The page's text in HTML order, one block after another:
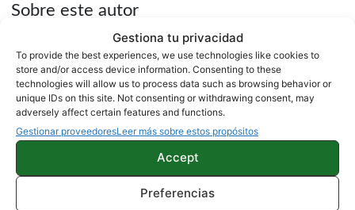
Gestiona tu privacidad
To provide the best experiences, we use technologies like cookies to
store and/or access device information. Consenting to these
technologies will allow us to process data such as browsing behavior or
unique IDs on this site. Not consenting or withdrawing consent, may
adversely affect certain features and functions.
Gestionar proveedoresLeer más sobre estos propósitos
Accept
Preferencias
Sobre este autor
Víctor Fantoba
190 artículos publicados en ProAndroid desde 2020.